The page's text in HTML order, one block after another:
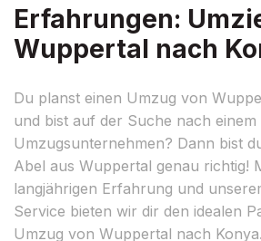
Erfahrungen:
Wuppertal nach
Du planst einen Umzug von
und bist auf der Suche nach einem
Umzugsunternehmen? Dann bist
Abel aus Wuppertal genau richtig!
langjährigen Erfahrung und
Service bieten wir dir den idealen
Umzug von Wuppertal nach Konya.